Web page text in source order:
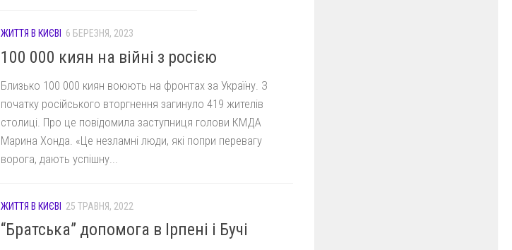
ЖИТТЯ В КИЄВІ 6 БЕРЕЗНЯ, 2023
100 000 киян на війні з росією
Близько 100 000 киян воюють на фронтах за Україну. З
початку російського вторгнення загинуло 419 жителів
столиці. Про це повідомила заступниця голови КМДА
Марина Хонда. «Це незламні люди, які попри перевагу
ворога, дають успішну...
ЖИТТЯ В КИЄВІ 25 ТРАВНЯ, 2022
“Братська” допомога в Ірпені і Бучі